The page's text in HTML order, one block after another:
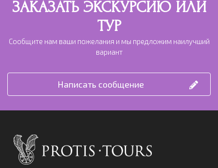
ЗАКАЗАТЬ ЭКСКУРСИЮ ИЛИ
ТУР
Сообщите нам ваши пожелания и мы предложим наилучший
вариант
Написать сообщение